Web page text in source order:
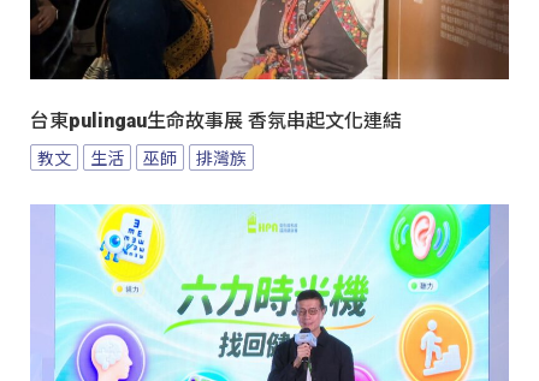
台東pulingau生命故事展 香氛串起文化連結
教文 生活 巫師 排灣族